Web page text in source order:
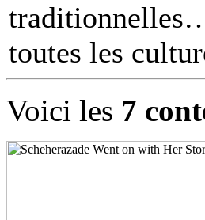
toutes les
Voici les 7